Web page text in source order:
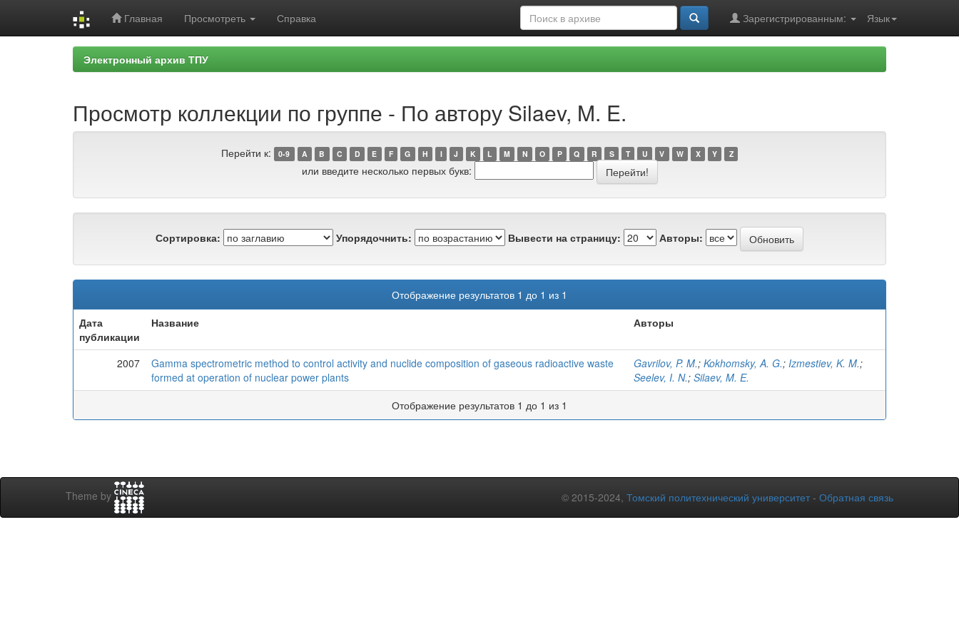
Главная Просмотреть Справка Язык
Зарегистрированным:
Электронный архив ТПУ
Просмотр коллекции по группе - По автору Silaev, M. E.
Перейти к: 0-9 A B C D E F G H I J K L M N O P Q R S T U V W X Y Z
или введите несколько первых букв:
Сортировка: Упорядочнить: Вывести на страницу: Авторы:
Отображение результатов 1 до 1 из 1
Дата
публикации
Название Авторы
2007
Gamma spectrometric method to control activity and nuclide composition of gaseous radioactive waste
formed at operation of nuclear power plants
Gavrilov, P. M.; Kokhomsky, A. G.; Izmestiev, K. M.;
Seelev, I. N.; Silaev, M. E.
Отображение результатов 1 до 1 из 1
Theme by © 2015-2024, Томский политехнический университет - Обратная связь